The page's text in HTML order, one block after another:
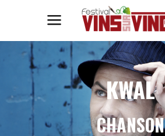
KWAL
CHANSON